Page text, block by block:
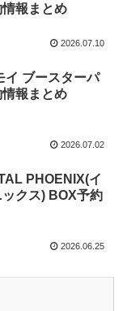
報まとめ
2026.07.10
イ ブースターパ
報まとめ
2026.07.02
PHOENIX(イ
クス) BOX予約
2026.06.25